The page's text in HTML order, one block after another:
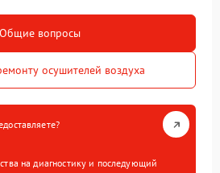
Общие вопросы
осушителей воздуха
на диагностику и последующий